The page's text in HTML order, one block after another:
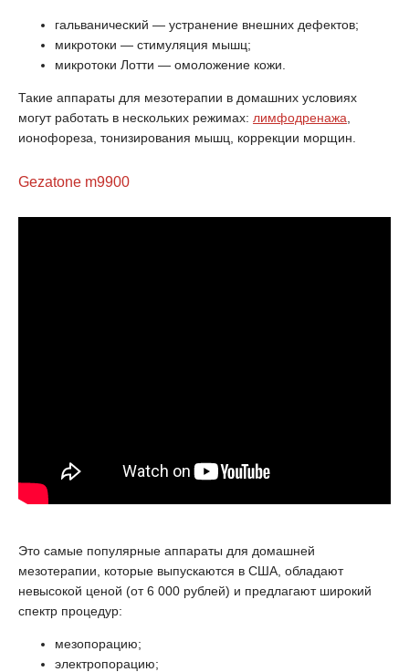
гальванический — устранение внешних дефектов;
микротоки — стимуляция мышц;
микротоки Лотти — омоложение кожи.
Такие аппараты для мезотерапии в домашних условиях
могут работать в нескольких режимах: лимфодренажа
ионофореза, тонизирования мышц, коррекции морщин.
Gezatone m9900
Это самые популярные аппараты для домашней
мезотерапии, которые выпускаются в США, обладают
невысокой ценой (от 6 000 рублей) и предлагают широкий
спектр процедур:
мезопорацию;
электропорацию;